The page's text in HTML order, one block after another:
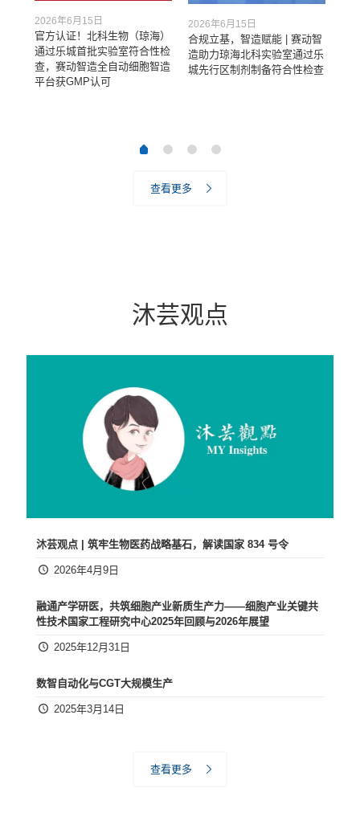
2026年6月15日
官方认证！北科生物（琼海）
通过乐城首批实验室符合性检
查，赛动智造全自动细胞智造
平台获GMP认可
2026年6月15日
合规立基，智造赋能 | 赛动智
造助力琼海北科实验室通过乐
城先行区制剂制备符合性检查
查看更多
沐芸观点
沐芸观点 | 筑牢生物医药战略基石，解读国家 834 号令
2026年4月9日
融通产学研医，共筑细胞产业新质生产力​——细胞产业关键共
性技术国家工程研究中心2025年回顾与2026年展望
2025年12月31日
数智自动化与CGT大规模生产
2025年3月14日
查看更多